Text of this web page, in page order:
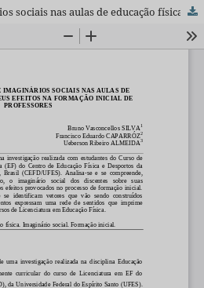
A produção de imaginários sociais nas aulas de educação física e seus efeitos na formação inicial de professores